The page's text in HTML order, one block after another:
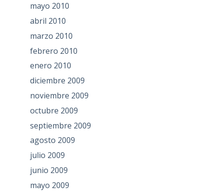
mayo 2010
abril 2010
marzo 2010
febrero 2010
enero 2010
diciembre 2009
noviembre 2009
octubre 2009
septiembre 2009
agosto 2009
julio 2009
junio 2009
mayo 2009